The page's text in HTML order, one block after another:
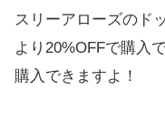
スリーアローズのド
より20%OFFで購入
購入できますよ！